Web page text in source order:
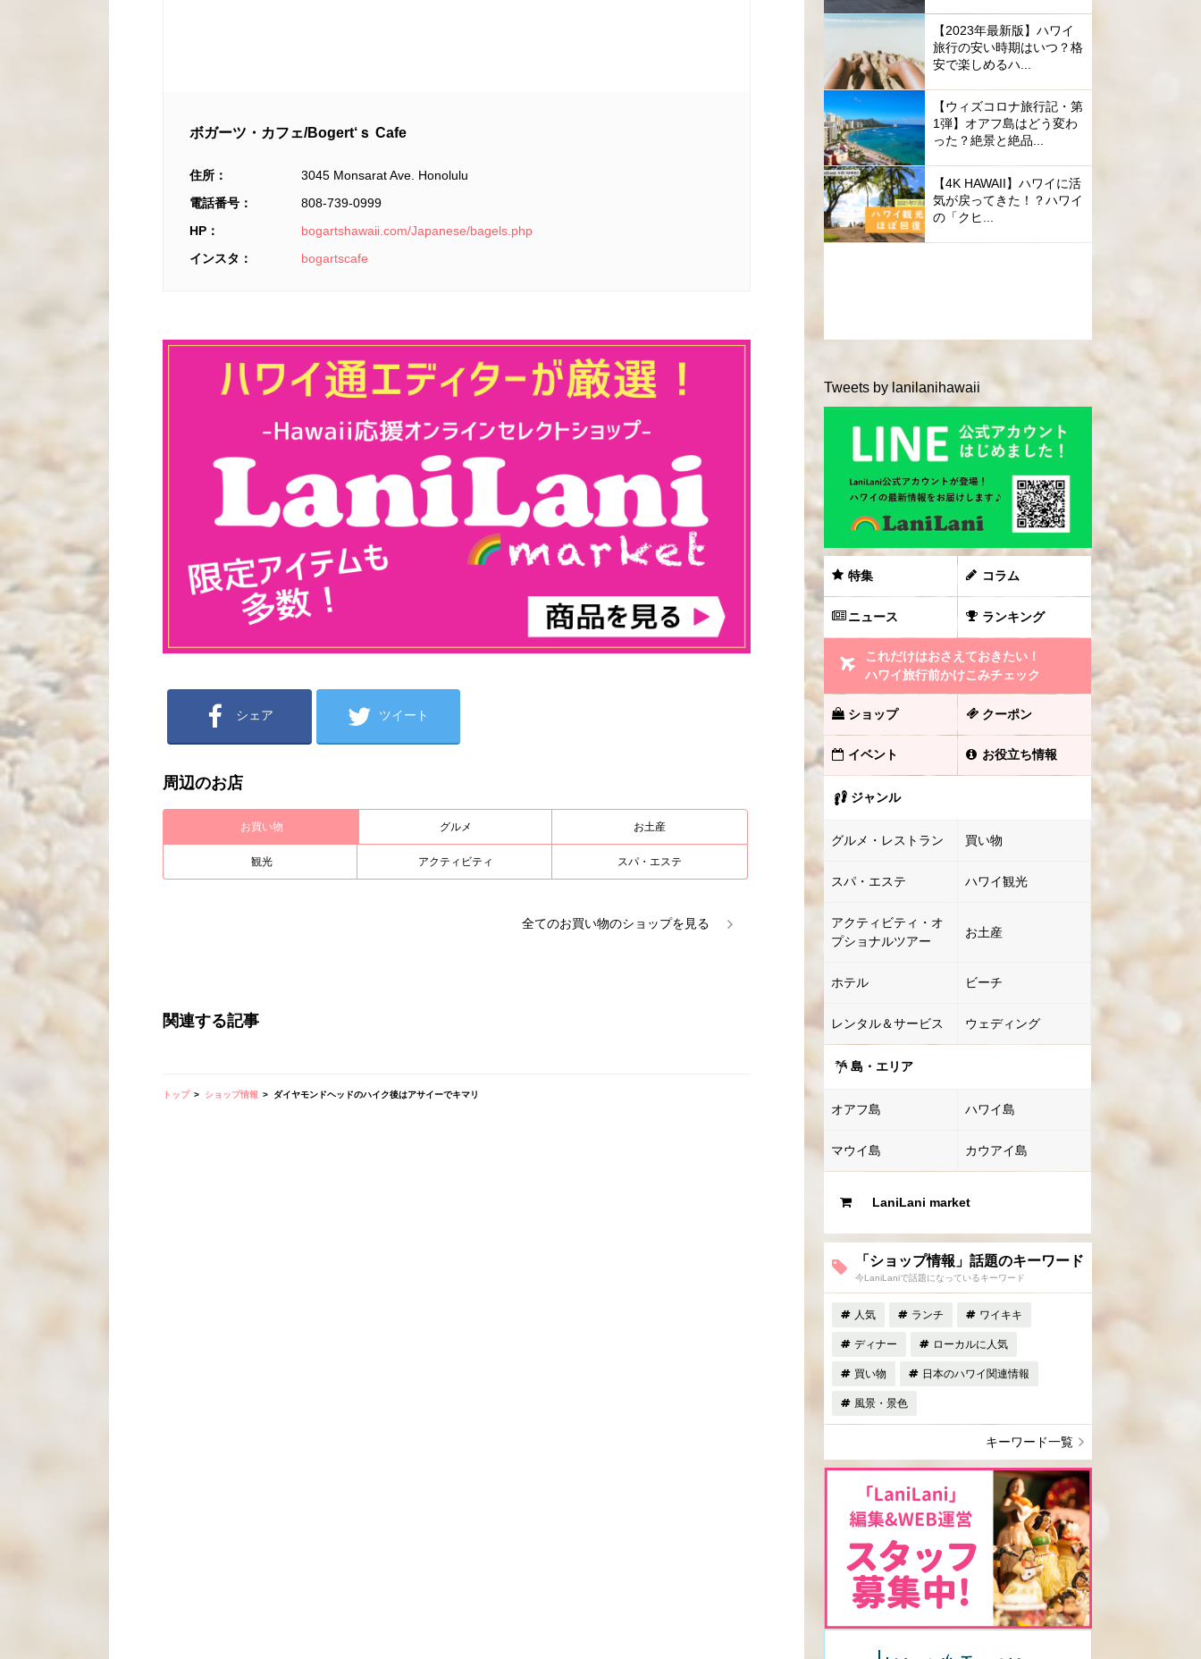
ボガーツ・カフェ/Bogert‘ｓ Cafe
住所：
3045 Monsarat Ave. Honolulu
電話番号：
808-739-0999
HP：
bogartshawaii.com/Japanese/bagels.php
インスタ：
bogartscafe
シェア ツイート
周辺のお店
お買い物 グルメ お土産
観光 アクティビティ スパ・エステ
全てのお買い物のショップを見る
関連する記事
トップ ショップ情報 ダイヤモンドヘッドのハイク後はアサイーでキマリ
【2023年最新版】ハワイ
旅行の安い時期はいつ？格
安で楽しめるハ...
【ウィズコロナ旅行記・第
1弾】オアフ島はどう変わ
った？絶景と絶品...
【4K HAWAII】ハワイに活
気が戻ってきた！？ハワイ
の「クヒ...
Tweets by lanilanihawaii
特集 コラム
ニュース ランキング
これだけはおさえておきたい！
ハワイ旅行前かけこみチェック
ショップ クーポン
イベント お役立ち情報
ジャンル
グルメ・レストラン 買い物
スパ・エステ ハワイ観光
アクティビティ・オ
プショナルツアー
お土産
ホテル ビーチ
レンタル＆サービス ウェディング
島・エリア
オアフ島 ハワイ島
マウイ島 カウアイ島
LaniLani market
「ショップ情報」話題のキーワード
今LaniLaniで話題になっているキーワード
人気 ランチ ワイキキ
ディナー ローカルに人気
買い物 日本のハワイ関連情報
風景・景色
キーワード一覧